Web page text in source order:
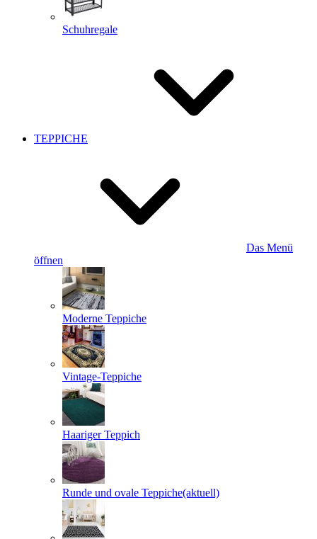
Schuhregale
TEPPICHE
Das Menü
öffnen
Moderne Teppiche
Vintage-Teppiche
Haariger Teppich
Runde und ovale Teppiche(aktuell)